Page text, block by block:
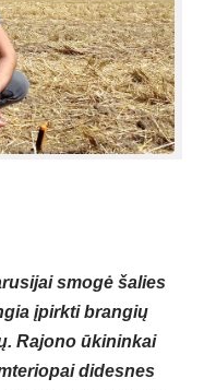
smogė šalies
įpirkti brangių
Rajono ūkininkai
didesnes